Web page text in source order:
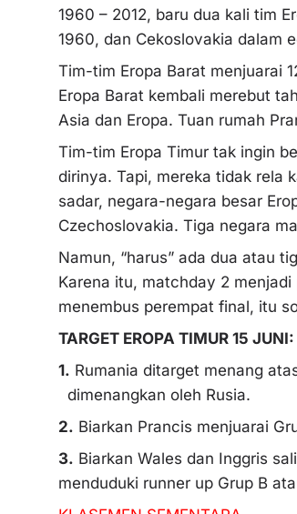
1960 – 2012, baru dua kali tim
1960, dan Cekoslovakia dalam
Tim-tim Eropa Barat menjuarai
Eropa Barat kembali merebut
Asia dan Eropa. Tuan rumah
Tim-tim Eropa Timur tak ingin
dirinya. Tapi, mereka tidak rela
sadar, negara-negara besar
Czechoslovakia. Tiga negara
Namun, “harus” ada dua atau
Karena itu, matchday 2
menembus perempat final, itu
TARGET EROPA TIMUR 15 JUNI:
1. Rumania ditarget menang
dimenangkan oleh Rusia.
2. Biarkan Prancis menjuarai
3. Biarkan Wales dan Inggris
menduduki runner up Grup B